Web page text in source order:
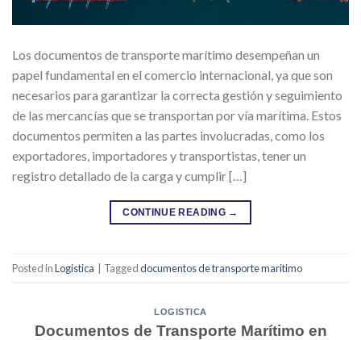
Los documentos de transporte marítimo desempeñan un
papel fundamental en el comercio internacional, ya que son
necesarios para garantizar la correcta gestión y seguimiento
de las mercancías que se transportan por vía marítima. Estos
documentos permiten a las partes involucradas, como los
exportadores, importadores y transportistas, tener un
registro detallado de la carga y cumplir […]
CONTINUE READING →
Posted inLogistica | Taggeddocumentos de transporte maritimo
LOGISTICA
Documentos de Transporte Marítimo en